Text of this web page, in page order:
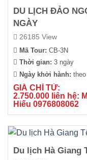
DU LỊCH ĐẢO
NGÀY
26185 View
Mã Tour: CB-3N
Thời gian: 3 ngày
Ngày khởi hành:
GIÁ CHỈ TỪ:
2.750.000 liên hệ:
Hiếu 0976808062
Du lịch Hà Giang